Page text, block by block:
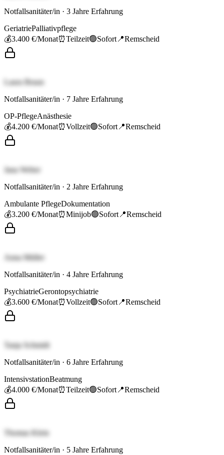
Notfallsanitäter/in · 3 Jahre Erfahrung
GeriatriePalliativpflege
💰3.400 €/Monat⏰Teilzeit🟢Sofort 📍Remscheid
Laura Braun
Notfallsanitäter/in · 7 Jahre Erfahrung
OP-PflegeAnästhesie
💰4.200 €/Monat⏰Vollzeit🟢Sofort 📍Remscheid
Jana Weber
Notfallsanitäter/in · 2 Jahre Erfahrung
Ambulante PflegeDokumentation
💰3.200 €/Monat⏰Minijob🟢Sofort 📍Remscheid
Anna Müller
Notfallsanitäter/in · 4 Jahre Erfahrung
PsychiatrieGerontopsychiatrie
💰3.600 €/Monat⏰Vollzeit🟢Sofort 📍Remscheid
Tanja Schmidt
Notfallsanitäter/in · 6 Jahre Erfahrung
IntensivstationBeatmung
💰4.000 €/Monat⏰Teilzeit🟢Sofort 📍Remscheid
Thomas Klein
Notfallsanitäter/in · 5 Jahre Erfahrung